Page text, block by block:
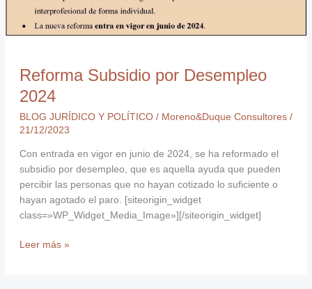
Reforma Subsidio por Desempleo
2024
BLOG JURÍDICO Y POLÍTICO/ Moreno&Duque Consultores /
21/12/2023
Con entrada en vigor en junio de 2024, se ha reformado el
subsidio por desempleo, que es aquella ayuda que pueden
percibir las personas que no hayan cotizado lo suficiente o
hayan agotado el paro. [siteorigin_widget
class=»WP_Widget_Media_Image»][/siteorigin_widget]
Leer más »